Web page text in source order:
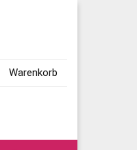
Warenkorb